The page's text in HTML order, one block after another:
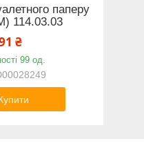
паперу
114.03.03
₴
99 од.